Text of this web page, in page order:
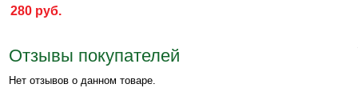
280 руб.
Отзывы покупателей
Нет отзывов о данном товаре.